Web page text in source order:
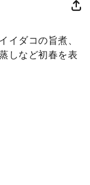
イダコの旨煮、
しなど初春を表